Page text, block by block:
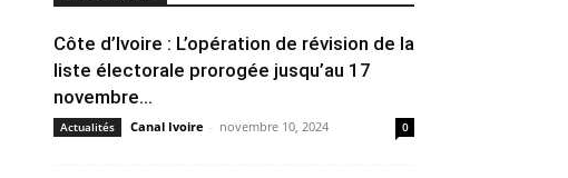
Côte d’Ivoire : L’opération de révision de la
liste électorale prorogée jusqu’au 17
novembre...
Actualités Canal Ivoire - novembre 10, 2024 0